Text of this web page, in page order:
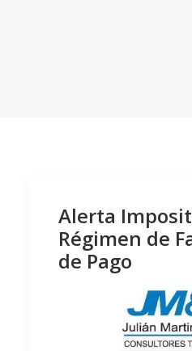
Alerta
Régimen de
de Pago